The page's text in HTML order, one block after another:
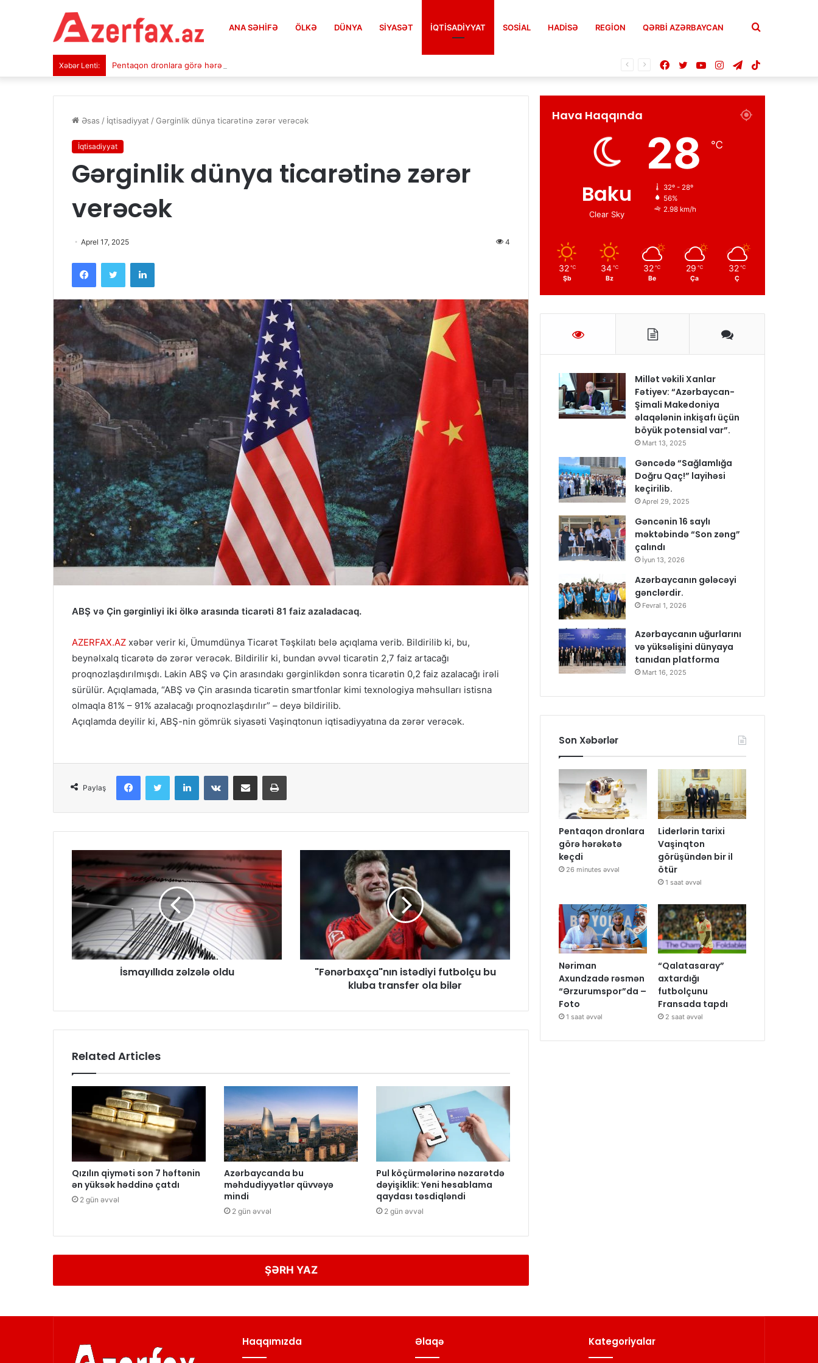
ANA SƏHIFƏ ÖLKƏ DÜNYA SIYASƏT İQTISADIYYAT SOSIAL HADISƏ REGION QƏRBİ AZƏRBAYCAN Axtar
Xəbər Lenti: Pentaqon dronlara görə hərəkətə keçdi Telegram
Instagram
YouTube
Twitter
Facebook
Əsas / İqtisadiyyat /Gərginlik dünya ticarətinə zərər verəcək
İqtisadiyyat
Gərginlik dünya ticarətinə zərər
verəcək
Aprel 17, 2025 4
ABŞ və Çin gərginliyi iki ölkə arasında ticarəti 81 faiz azaladacaq.
AZERFAX.AZ xəbər verir ki, Ümumdünya Ticarət Təşkilatı belə açıqlama verib. Bildirilib ki, bu,
beynəlxalq ticarətə də zərər verəcək. Bildirilir ki, bundan əvvəl ticarətin 2,7 faiz artacağı
proqnozlaşdırılmışdı. Lakin ABŞ və Çin arasındakı gərginlikdən sonra ticarətin 0,2 faiz azalacağı irəli
sürülür. Açıqlamada, “ABŞ və Çin arasında ticarətin smartfonlar kimi texnologiya məhsulları istisna
olmaqla 81% – 91% azalacağı proqnozlaşdırılır” – deyə bildirilib.
Açıqlamda deyilir ki, ABŞ-nin gömrük siyasəti Vaşinqtonun iqtisadiyyatına da zərər verəcək.
Paylaş
İsmayıllıda zəlzələ oldu
"Fənərbaxça"nın istədiyi futbolçu bu
kluba transfer ola bilər
Related Articles
Qızılın qiyməti son 7 həftənin
ən yüksək həddinə çatdı
2 gün əvvəl
Azərbaycanda bu
məhdudiyyətlər qüvvəyə
mindi
2 gün əvvəl
Pul köçürmələrinə nəzarətdə
dəyişiklik: Yeni hesablama
qaydası təsdiqləndi
2 gün əvvəl
ŞƏRH YAZ
Hava Haqqında
Baku
Clear Sky
28 ℃
32º - 28º
56%
2.98 km/h
32 ℃
Şb
34 ℃
Bz
32 ℃
Be
29 ℃
Ça
32 ℃
Ç
Millət vəkili Xanlar
Fətiyev: “Azərbaycan-
Şimali Makedoniya
əlaqələnin inkişafı üçün
böyük potensial var”.
Mart 13, 2025
Gəncədə “Sağlamlığa
Doğru Qaç!” layihəsi
keçirilib.
Aprel 29, 2025
Gəncənin 16 saylı
məktəbində “Son zəng”
çalındı
İyun 13, 2026
Azərbaycanın gələcəyi
gənclərdir.
Fevral 1, 2026
Azərbaycanın uğurlarını
və yüksəlişini dünyaya
tanıdan platforma
Mart 16, 2025
Son Xəbərlər
Pentaqon dronlara
görə hərəkətə
keçdi
26 minutes əvvəl
Liderlərin tarixi
Vaşinqton
görüşündən bir il
ötür
1 saat əvvəl
Nəriman
Axundzadə rəsmən
“Ərzurumspor”da –
Foto
1 saat əvvəl
“Qalatasaray”
axtardığı
futbolçunu
Fransada tapdı
2 saat əvvəl
Haqqımızda Əlaqə Kategoriyalar